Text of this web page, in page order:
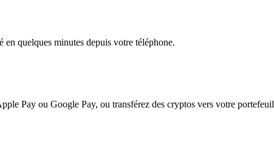
quelques minutes depuis votre téléphone.
Pay ou Google Pay, ou transférez des cryptos vers votre